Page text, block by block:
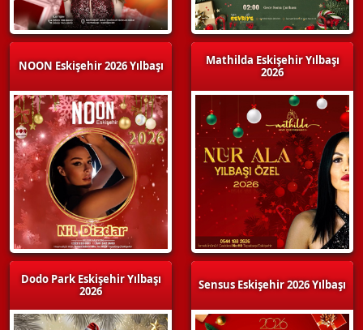
NOON Eskişehir 2026 Yılbaşı
Dodo Park Eskişehir Yılbaşı
2026
Mathilda Eskişehir Yılbaşı
2026
Sensus Eskişehir 2026 Yılbaşı